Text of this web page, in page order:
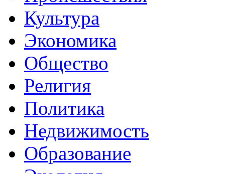
Культура
Экономика
Общество
Религия
Политика
Недвижимость
Образование